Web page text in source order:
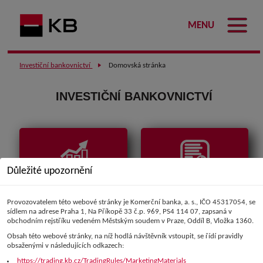
MENU
Investiční bankovnictví Domovská stránka
INVESTIČNÍ BANKOVNICTVÍ
Tržní data
Důležité upozornění
Provozovatelem této webové stránky je Komerční banka, a. s., IČO 45317054, se
sídlem na adrese Praha 1, Na Příkopě 33 č.p. 969, PS4 114 07, zapsaná v
obchodním rejstříku vedeném Městským soudem v Praze, Oddíl B, Vložka 1360.
Obsah této webové stránky, na níž hodlá návštěvník vstoupit, se řídí pravidly
obsaženými v následujících odkazech:
https://trading.kb.cz/TradingRules/MarketingMaterials